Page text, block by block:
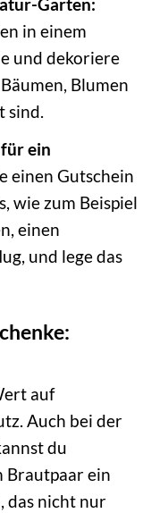
Garten:
in einem
und dekoriere
Blumen
sind.
ein
einen Gutschein
wie zum Beispiel
einen
und lege das
auf
Auch bei der
du
Brautpaar ein
das nicht nur